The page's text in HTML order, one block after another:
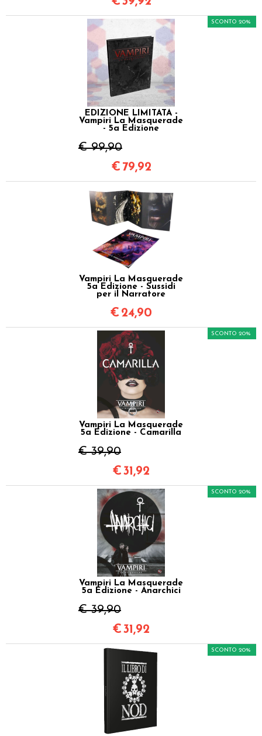
EDIZIONE LIMITATA -
Vampiri La Masquerade
- 5a Edizione
€ 99,90
SCONTO 20%
€ 79,92
Vampiri La Masquerade
5a Edizione - Sussidi
per il Narratore
€ 24,90
Vampiri La Masquerade
5a Edizione - Camarilla
€ 39,90
SCONTO 20%
€31,92
Vampiri La Masquerade
5a Edizione - Anarchici
€ 39,90
SCONTO 20%
€31,92
SCONTO 20%